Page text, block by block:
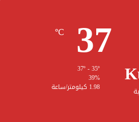
37
℃
39%
1.98 كيلومتر/ساعة